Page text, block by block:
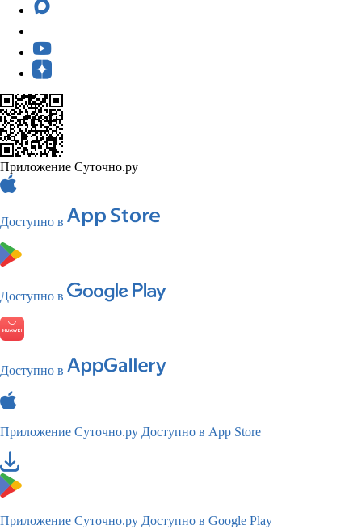
Приложение Суточно.ру
Доступно в
Доступно в
Доступно в
Приложение Суточно.ру Доступно в App Store
Приложение Суточно.ру Доступно в Google Play